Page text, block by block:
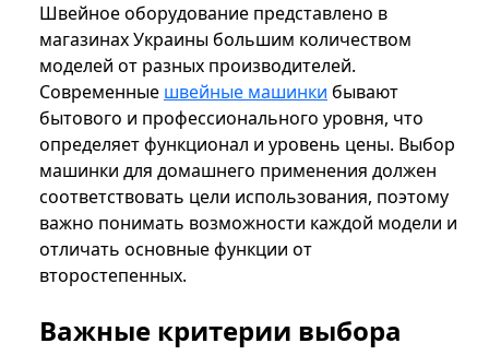
Швейное оборудование представлено в
магазинах Украины большим количеством
моделей от разных производителей.
Современные швейные машинки бывают
бытового и профессионального уровня, что
определяет функционал и уровень цены. Выбор
машинки для домашнего применения должен
соответствовать цели использования, поэтому
важно понимать возможности каждой модели и
отличать основные функции от
второстепенных.
Важные критерии выбора